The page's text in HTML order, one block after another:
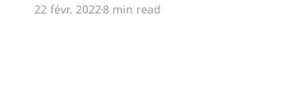
22 févr. 20228 min read